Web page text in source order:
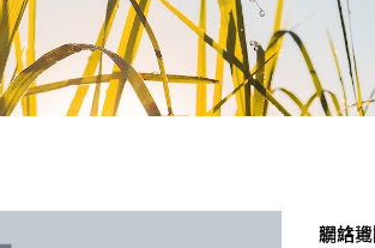
聯絡
網站